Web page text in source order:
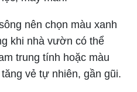
nên chọn màu xanh
khi nhà vườn có thể
trung tính hoặc màu
vẻ tự nhiên, gần gũi.